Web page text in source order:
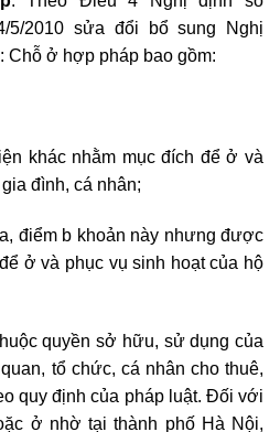
5/2010 sửa đổi bổ sung Nghị
Chỗ ở hợp pháp bao gồm:
khác nhằm mục đích để ở và
đình, cá nhân;
điểm b khoản này nhưng được
ở và phục vụ sinh hoạt của hộ
quyền sở hữu, sử dụng của
tổ chức, cá nhân cho thuê,
quy định của pháp luật. Đối với
ở nhờ tại thành phố Hà Nội,